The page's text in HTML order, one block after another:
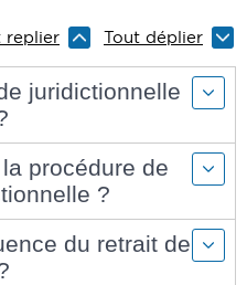
replier Tout déplier
juridictionnelle
procédure de
?
du retrait de